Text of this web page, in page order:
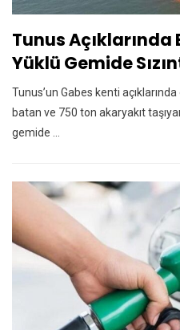
Tunus
Yüklü Gemide
Tunus’un Gabes kenti
batan ve 750 ton akaryakıt
gemide ...